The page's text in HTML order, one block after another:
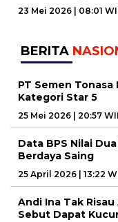
23 Mei 2026 | 08:01
BERITA
PT Semen Tonasa
Kategori Star 5
25 Mei 2026 | 20:57
Data BPS Nilai
Berdaya Saing
25 April 2026 | 13:22
Andi Ina Tak
Sebut Dapat